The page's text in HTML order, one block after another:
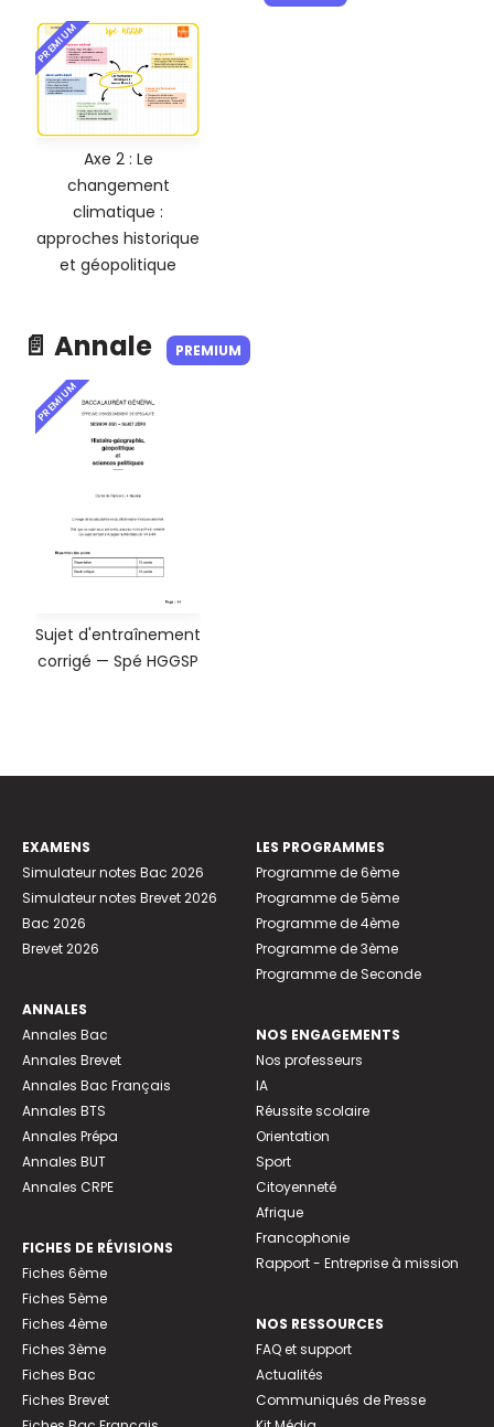
PREMIUM
Axe 2 : Le
changement
climatique :
approches historique
et géopolitique
📄 Annale PREMIUM
PREMIUM
Sujet d'entraînement
corrigé — Spé HGGSP
EXAMENS
Simulateur notes Bac 2026
Simulateur notes Brevet 2026
Bac 2026
Brevet 2026
ANNALES
Annales Bac
Annales Brevet
Annales Bac Français
Annales BTS
Annales Prépa
Annales BUT
Annales CRPE
FICHES DE RÉVISIONS
Fiches 6ème
Fiches 5ème
Fiches 4ème
Fiches 3ème
Fiches Bac
Fiches Brevet
LES PROGRAMMES
Programme de 6ème
Programme de 5ème
Programme de 4ème
Programme de 3ème
Programme de Seconde
NOS ENGAGEMENTS
Nos professeurs
IA
Réussite scolaire
Orientation
Sport
Citoyenneté
Afrique
Francophonie
Rapport - Entreprise à mission
NOS RESSOURCES
FAQ et support
Actualités
Communiqués de Presse